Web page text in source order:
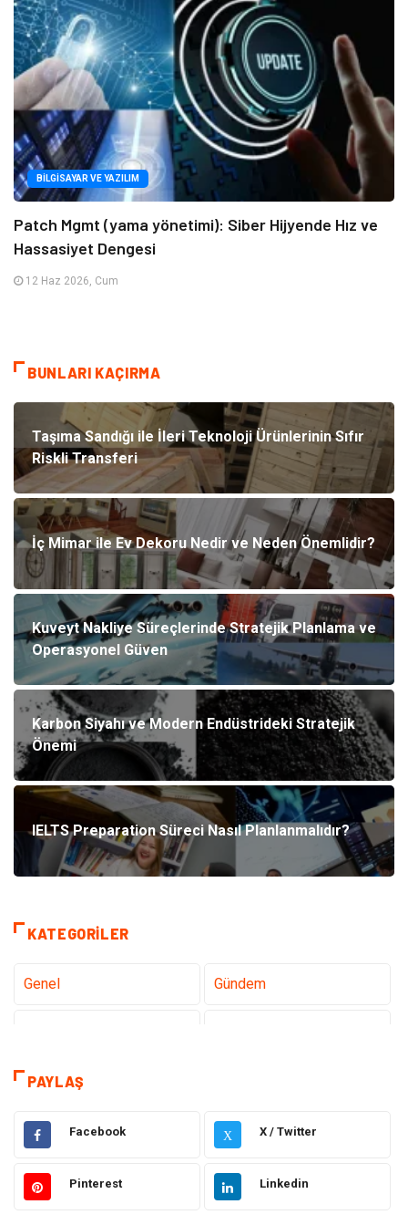
BILGISAYAR VE YAZILIM
Patch Mgmt (yama yönetimi): Siber Hijyende Hız ve
Hassasiyet Dengesi
12 Haz 2026, Cum
BUNLARI KAÇIRMA
Taşıma Sandığı ile İleri Teknoloji Ürünlerinin Sıfır
Riskli Transferi
İç Mimar ile Ev Dekoru Nedir ve Neden Önemlidir?
Kuveyt Nakliye Süreçlerinde Stratejik Planlama ve
Operasyonel Güven
Karbon Siyahı ve Modern Endüstrideki Stratejik
Önemi
IELTS Preparation Süreci Nasıl Planlanmalıdır?
KATEGORILER
Genel Gündem
Sağlık
Dekorasyon Elektrik Elektronik
Ulaşım ve Taşımacılık Alışveriş
PAYLAŞ
Facebook X X / Twitter
Pinterest Linkedin